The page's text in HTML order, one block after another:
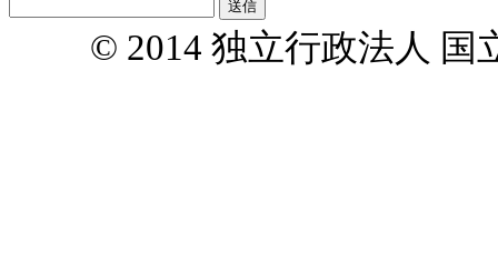
© 2014 独立行政法人 国